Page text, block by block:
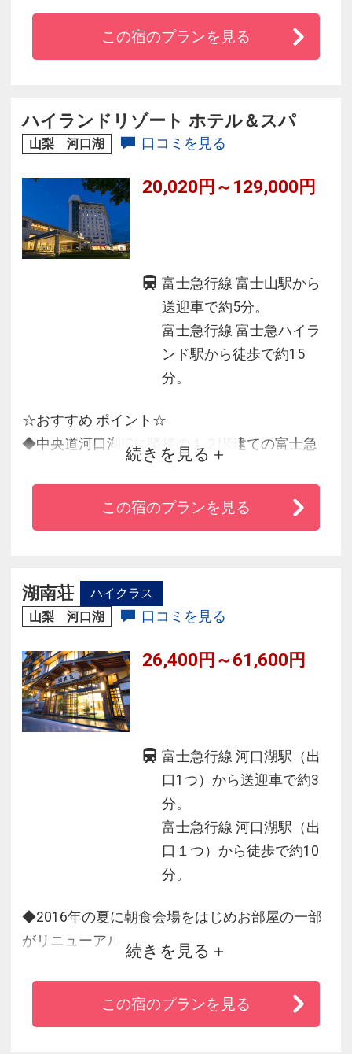
絶景の宿。
◆開放感のあるテラス・天空に浮かぶ富士展望
されるホスピタリティ」
この宿のプランを見る
ハイランドリゾート ホテル＆スパ
山梨 河口湖 口コミを見る
20,020円～129,000円
富士急行線 富士山駅から
送迎車で約5分。
富士急行線 富士急ハイラ
ンド駅から徒歩で約15
分。
☆おすすめ ポイント☆
◆中央道河口湖ICに隣接の１２階建ての富士急
ハイランドオフィシャルホテル
◆宿泊のお客様は富士急ハイランドに優先入園
「富士急ハイランド」をお楽しみください。
◆夕食レストランはバイキング・日本料理・イ
続きを見る
この宿のプランを見る
湖南荘
ハイクラス
山梨 河口湖
口コミを見る
26,400円～61,600円
富士急行線 河口湖駅（出
口1つ）から送迎車で約3
分。
富士急行線 河口湖駅（出
口１つ）から徒歩で約10
分。
◆2016年の夏に朝食会場をはじめお部屋の一部
がリニューアル
◆リニューアルした展望テラス付ラウンジから
湖を眺めて癒される！
◆屋上の展望足湯「フットスパ」から富士山か
続きを見る
この宿のプランを見る